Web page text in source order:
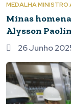
MEDALHA MINISTRO
Minas
Alysson
que26 Junho